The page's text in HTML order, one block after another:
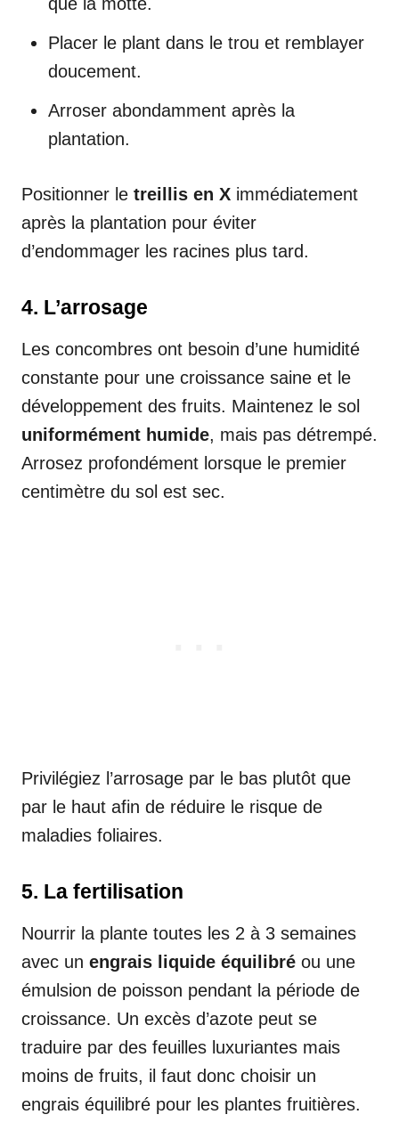
Placer le plant dans le trou et remblayer
doucement.
Arroser abondamment après la
plantation.
Positionner le treillis en X immédiatement
après la plantation pour éviter
d’endommager les racines plus tard.
4. L’arrosage
Les concombres ont besoin d’une humidité
constante pour une croissance saine et le
développement des fruits. Maintenez le sol
uniformément humide, mais pas détrempé.
Arrosez profondément lorsque le premier
centimètre du sol est sec.
Privilégiez l’arrosage par le bas plutôt que
par le haut afin de réduire le risque de
maladies foliaires.
5. La fertilisation
Nourrir la plante toutes les 2 à 3 semaines
avec un engrais liquide équilibré ou une
émulsion de poisson pendant la période de
croissance. Un excès d’azote peut se
traduire par des feuilles luxuriantes mais
moins de fruits, il faut donc choisir un
engrais équilibré pour les plantes fruitières.